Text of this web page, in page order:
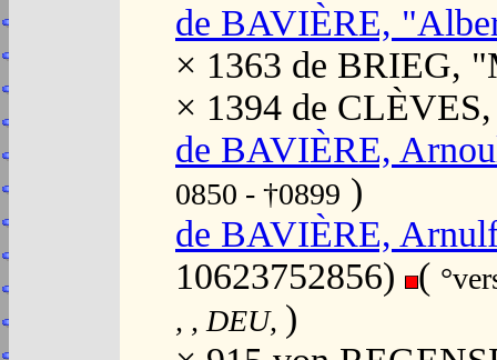
de BAVIÈRE,
× 1363 de BRIEG,
× 1394 de
de BAVIÈRE,
0850 - †0899 )
de BAVIÈRE,
10623752856)
(
, , DEU, )